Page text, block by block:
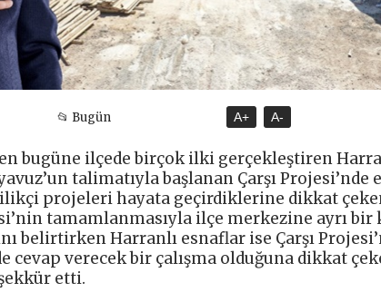
📂 Bugün A+ A-
bugüne ilçede birçok ilki gerçekleştiren
talimatıyla başlanan Çarşı Projesi’nde
projeleri hayata geçirdiklerine dikkat
tamamlanmasıyla ilçe merkezine ayrı bir
belirtirken Harranlı esnaflar ise Çarşı
cevap verecek bir çalışma olduğuna dikkat
etti.